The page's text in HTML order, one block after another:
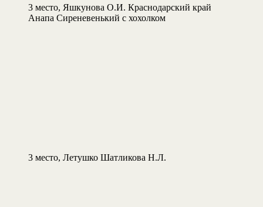
3 место, Яшкунова О.И. Краснодарский край
Анапа Сиреневенький с хохолком
3 место, Летушко Шатликова Н.Л.